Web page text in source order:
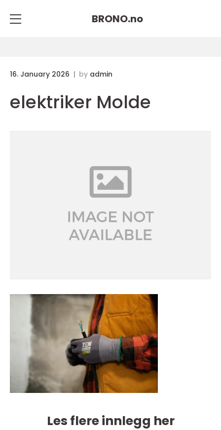
BRONO.no
16. January 2026 by admin
elektriker Molde
Les flere innlegg her